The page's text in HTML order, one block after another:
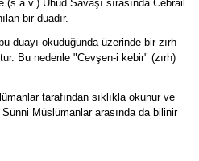
Uhud Savaşı sırasında Cebrail
bir duadır.
duayı okuduğunda üzerinde bir zırh
Bu nedenle "Cevşen-i kebir" (zırh)
tarafından sıklıkla okunur ve
Müslümanlar arasında da bilinir